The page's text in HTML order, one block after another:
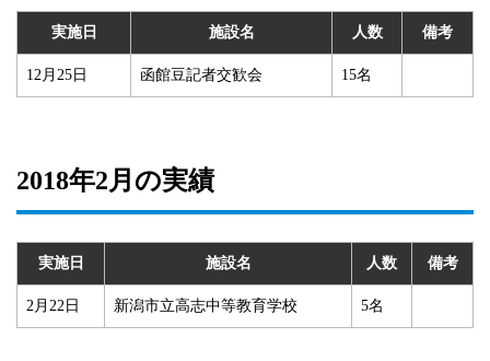
実施日 施設名 人数 備考
12月25日 函館豆記者交歓会 15名
2018年2月の実績
実施日 施設名 人数 備考
2月22日 新潟市立高志中等教育学校 5名